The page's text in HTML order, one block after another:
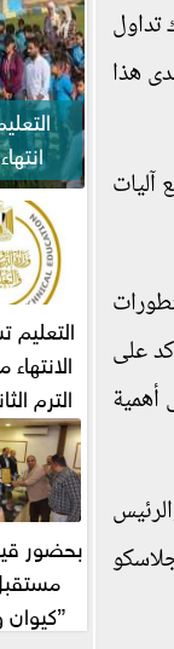
تداول
هذا
آليات
على
أهمية
قبل
بحضور